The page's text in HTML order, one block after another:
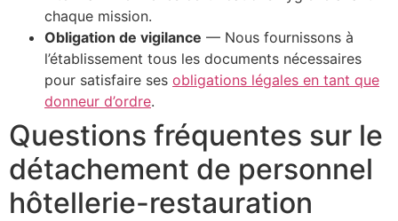
chaque mission.
Obligation de vigilance — Nous fournissons à
l’établissement tous les documents nécessaires
pour satisfaire ses obligations légales en tant que
donneur d’ordre.
Questions fréquentes sur le
détachement de personnel
hôtellerie-restauration